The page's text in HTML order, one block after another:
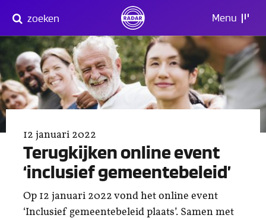
naar
content
zoeken Menu
12 januari 2022
Terugkijken online event
‘inclusief gemeentebeleid’
Op 12 januari 2022 vond het online event
‘Inclusief gemeentebeleid plaats’. Samen met